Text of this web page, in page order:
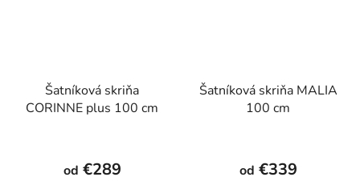
Šatníková skriňa
CORINNE plus 100 cm
od €289
Šatníková skriňa MALIA
100 cm
od €339